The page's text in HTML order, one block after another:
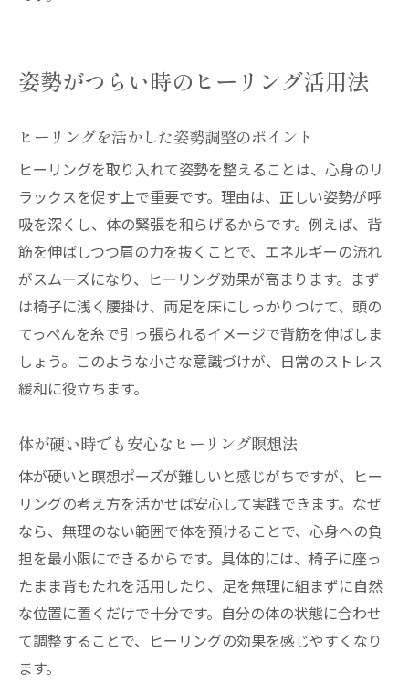
姿勢がつらい時のヒーリング活用法
ヒーリングを活かした姿勢調整のポイント
ヒーリングを取り入れて姿勢を整えることは、心身のリ
ラックスを促す上で重要です。理由は、正しい姿勢が呼
吸を深くし、体の緊張を和らげるからです。例えば、背
筋を伸ばしつつ肩の力を抜くことで、エネルギーの流れ
がスムーズになり、ヒーリング効果が高まります。まず
は椅子に浅く腰掛け、両足を床にしっかりつけて、頭の
てっぺんを糸で引っ張られるイメージで背筋を伸ばしま
しょう。このような小さな意識づけが、日常のストレス
緩和に役立ちます。
体が硬い時でも安心なヒーリング瞑想法
体が硬いと瞑想ポーズが難しいと感じがちですが、ヒー
リングの考え方を活かせば安心して実践できます。なぜ
なら、無理のない範囲で体を預けることで、心身への負
担を最小限にできるからです。具体的には、椅子に座っ
たまま背もたれを活用したり、足を無理に組まずに自然
な位置に置くだけで十分です。自分の体の状態に合わせ
て調整することで、ヒーリングの効果を感じやすくなり
ます。